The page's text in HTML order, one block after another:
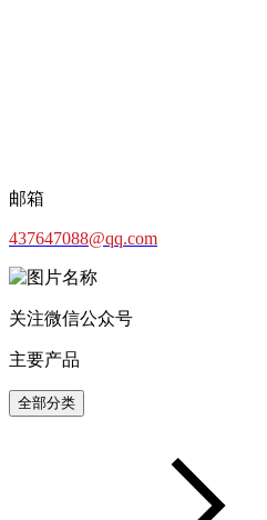
邮箱
437647088@qq.com
关注微信公众号
主要产品
全部分类